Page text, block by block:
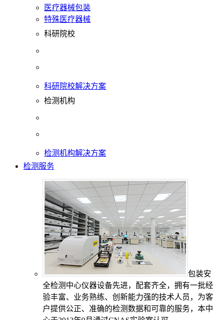
医疗器械包装
特殊医疗器械
科研院校
科研院校解决方案
检测机构
检测机构解决方案
检测服务
包装安
全检测中心仪器设备先进，配套齐全，拥有一批经
验丰富、业务熟练、创新能力强的技术人员，为客
户提供公正、准确的检测数据和可靠的服务，本中